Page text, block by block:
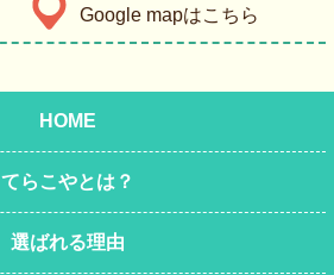
Google mapはこちら
HOME
てらこやとは？
選ばれる理由